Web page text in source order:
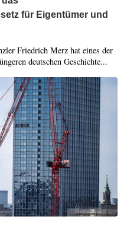
für Eigentümer und
Friedrich Merz hat eines der
deutschen Geschichte...